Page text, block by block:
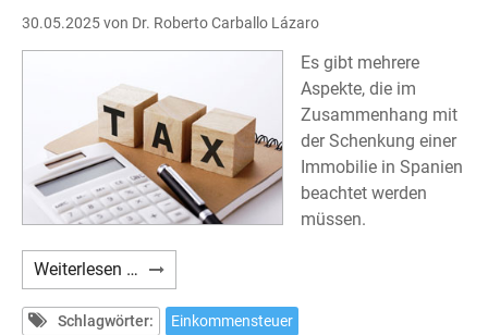
30.05.2025von Dr. Roberto Carballo Lázaro
Es gibt mehrere
Aspekte, die im
Zusammenhang mit
der Schenkung einer
Immobilie in Spanien
beachtet werden
müssen.
Weiterlesen … Schenkung
einer
Immobilie
Schlagwörter:
Einkommensteuer